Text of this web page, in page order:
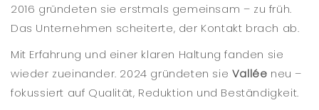
2016 gründeten sie erstmals gemeinsam – zu früh.
Das Unternehmen scheiterte, der Kontakt brach ab.
Mit Erfahrung und einer klaren Haltung fanden sie
wieder zueinander. 2024 gründeten sie Vallée neu –
fokussiert auf Qualität, Reduktion und Beständigkeit.